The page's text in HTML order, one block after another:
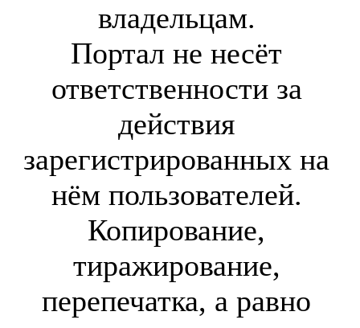
владельцам.
Портал не несёт
ответственности за
действия
зарегистрированных на
нём пользователей.
Копирование,
тиражирование,
перепечатка, а равно